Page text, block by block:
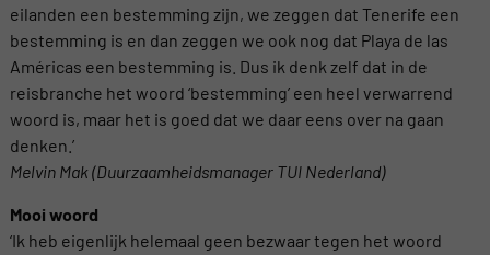
eilanden een bestemming zijn, we zeggen dat Tenerife een
bestemming is en dan zeggen we ook nog dat Playa de las
Américas een bestemming is. Dus ik denk zelf dat in de
reisbranche het woord ‘bestemming’ een heel verwarrend
woord is, maar het is goed dat we daar eens over na gaan
denken.’
Melvin Mak (Duurzaamheidsmanager TUI Nederland)
Mooi woord
‘Ik heb eigenlijk helemaal geen bezwaar tegen het woord